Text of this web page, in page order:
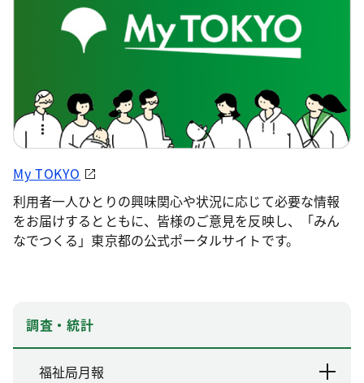
My TOKYO
利用者一人ひとりの興味関心や状況に応じて必要な情報
をお届けするとともに、皆様のご意見を反映し、「みん
なでつくる」東京都の公式ポータルサイトです。
調査・統計
福祉局月報